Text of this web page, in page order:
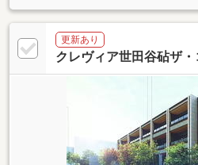
更新あり
クレヴィア世田谷砧ザ